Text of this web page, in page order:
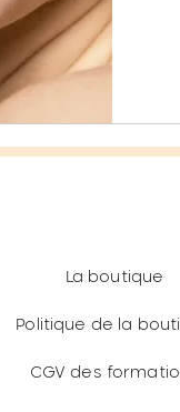
La boutique
Politique de la
CGV des